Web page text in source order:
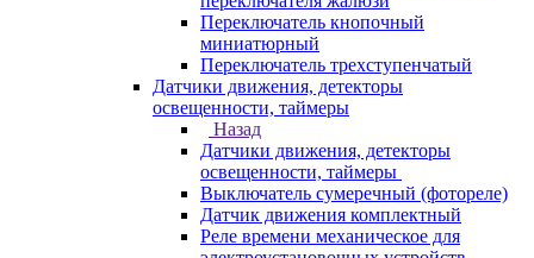
Переключатель кнопочный
миниатюрный
Переключатель трехступенчатый
Датчики движения, детекторы
освещенности, таймеры
Назад
Датчики движения, детекторы
освещенности, таймеры
Выключатель сумеречный (фотореле)
Датчик движения комплектный
Реле времени механическое для